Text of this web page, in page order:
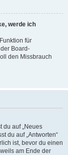
werde ich
für
Board-
den Missbrauch
du auf „Neues
du auf „Antworten“
ist, bevor du einen
am Ende der